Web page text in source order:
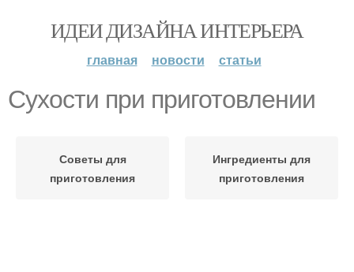
ИДЕИ ДИЗАЙНА ИНТЕРЬЕРА
главная новости статьи
Сухости при приготовлении
Советы для
приготовления
Ингредиенты для
приготовления